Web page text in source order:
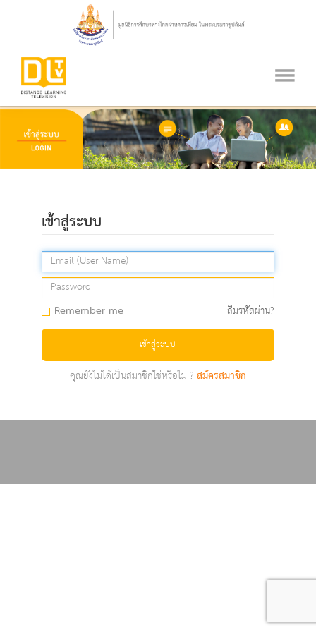
เข้าสู่ระบบ
Remember me ลืมรหัสผ่าน?
เข้าสู่ระบบ
คุณยังไม่ได้เป็นสมาชิกใช่หรือไม่ ?สมัครสมาชิก